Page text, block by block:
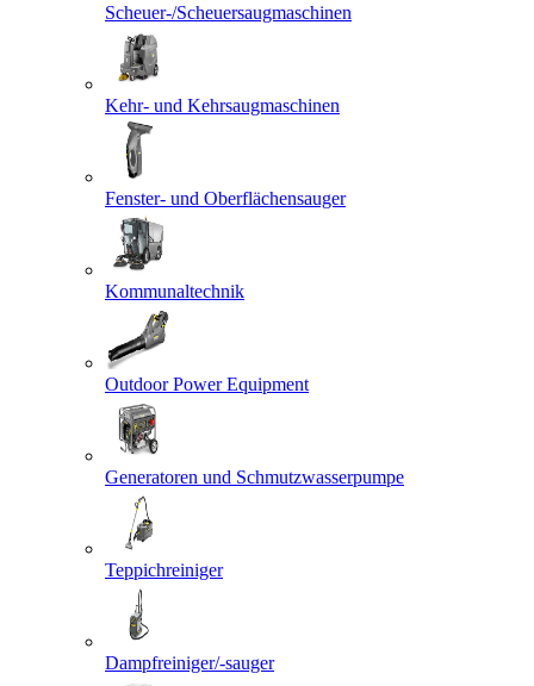
Scheuer-/Scheuersaugmaschinen
Kehr- und Kehrsaugmaschinen
Fenster- und Oberflächensauger
Kommunaltechnik
Outdoor Power Equipment
Generatoren und Schmutzwasserpumpe
Teppichreiniger
Dampfreiniger/-sauger